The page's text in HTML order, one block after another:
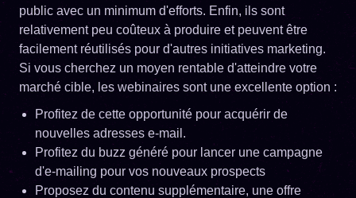
public avec un minimum d'efforts. Enfin, ils sont
relativement peu coûteux à produire et peuvent être
facilement réutilisés pour d'autres initiatives marketing.
Si vous cherchez un moyen rentable d'atteindre votre
marché cible, les webinaires sont une excellente option :
Profitez de cette opportunité pour acquérir de
nouvelles adresses e-mail.
Profitez du buzz généré pour lancer une campagne
d'e-mailing pour vos nouveaux prospects
Proposez du contenu supplémentaire, une offre